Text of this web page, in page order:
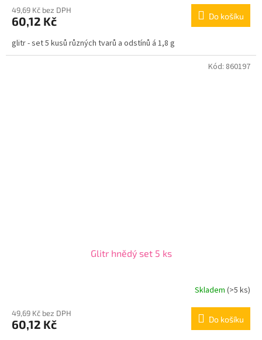
49,69 Kč bez DPH
60,12 Kč Do košíku
glitr - set 5 kusů různých tvarů a odstínů á 1,8 g
Glitr hnědý set 5 ks
Skladem (>5 ks)
49,69 Kč bez DPH
60,12 Kč Do košíku
Kód: 860197